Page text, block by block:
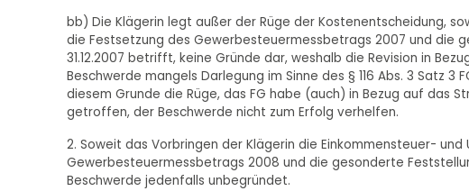
bb) Die Klägerin legt außer der Rüge der Kostenentscheidung,
die Festsetzung des Gewerbesteuermessbetrags 2007 und die
31.12.2007 betrifft, keine Gründe dar, weshalb die Revision in
Beschwerde mangels Darlegung im Sinne des § 116 Abs. 3 Satz 3
diesem Grunde die Rüge, das FG habe (auch) in Bezug auf das
getroffen, der Beschwerde nicht zum Erfolg verhelfen.
2. Soweit das Vorbringen der Klägerin die Einkommensteuer-
Gewerbesteuermessbetrags 2008 und die gesonderte
Beschwerde jedenfalls unbegründet.